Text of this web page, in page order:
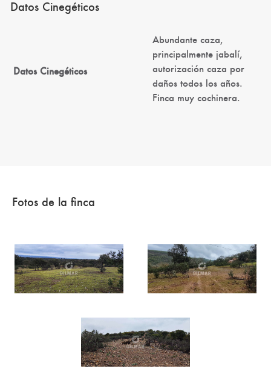
Datos Cinegéticos
Datos Cinegéticos
Abundante caza,
principalmente jabalí,
autorización caza por
daños todos los años.
Finca muy cochinera.
Fotos de la finca